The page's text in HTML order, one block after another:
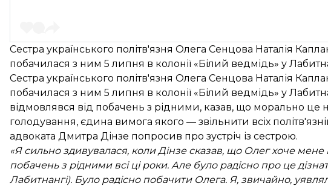
Сестра українського політв'язня Олега Сенцова Наталія
побачилася з ним 5 липня в колонії «Білий ведмідь» у
Сестра українського політв'язня Олега Сенцова Наталія
побачилася з ним 5 липня в колонії «Білий ведмідь» у
відмовлявся від побачень з рідними, казав, що морально це
голодування, єдина вимога якого — звільнити всіх
адвоката Дмитра Дінзе попросив про зустріч із сестрою.
«Я сильно здивувалася, коли Дінзе сказав, що Олег хоче
побачень з рідними всі ці роки. Але було радісно про це
Лабитнангі). Було радісно побачити Олега. Я, звичайно,